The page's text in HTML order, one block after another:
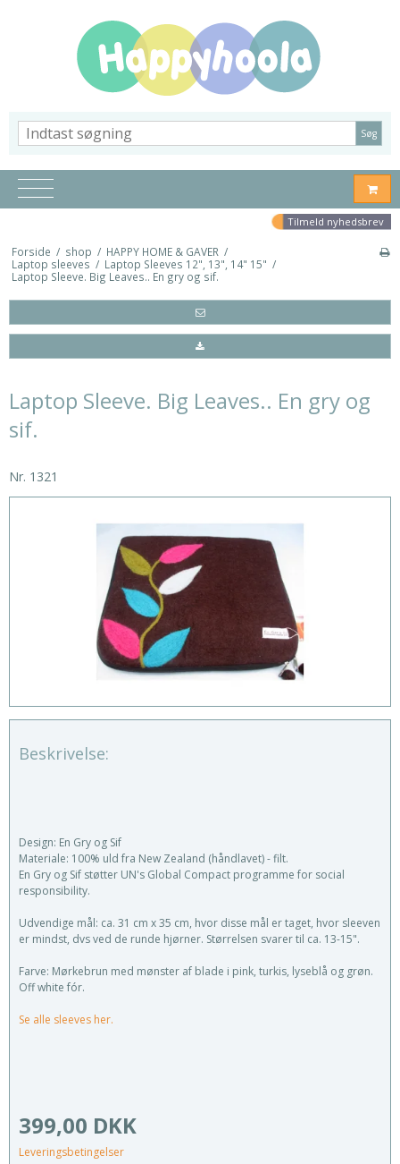
Søg
Tilmeld nyhedsbrev
Forside / shop / HAPPY HOME & GAVER /
Laptop sleeves / Laptop Sleeves 12", 13", 14" 15" /
Laptop Sleeve. Big Leaves.. En gry og sif.
Laptop Sleeve. Big Leaves.. En gry og
sif.
Nr. 1321
Beskrivelse:
Design: En Gry og Sif
Materiale: 100% uld fra New Zealand (håndlavet) - filt.
En Gry og Sif støtter UN's Global Compact programme for social
responsibility.
Udvendige mål: ca. 31 cm x 35 cm, hvor disse mål er taget, hvor sleeven
er mindst, dvs ved de runde hjørner. Størrelsen svarer til ca. 13-15".
Farve: Mørkebrun med mønster af blade i pink, turkis, lyseblå og grøn.
Off white fór.
Se alle sleeves her.
399,00 DKK
Leveringsbetingelser